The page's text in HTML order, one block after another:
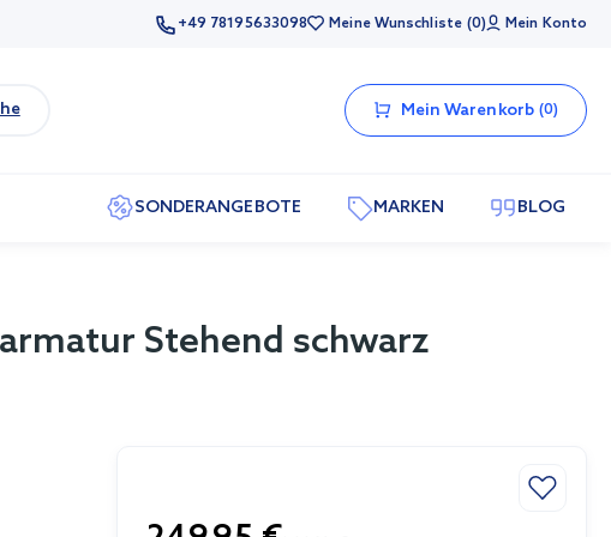
+49 78195633098 Meine Wunschliste 0 Mein Konto
Mein Warenkorb 0
SONDERANGEBOTE MARKEN BLOG
Stehend schwarz